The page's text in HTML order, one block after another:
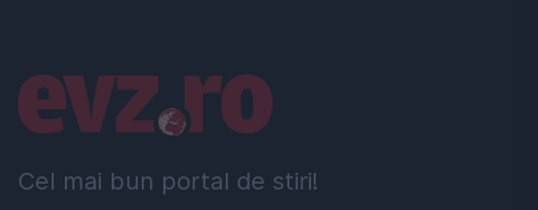
Cel mai bun portal de stiri!
Linkuri utile